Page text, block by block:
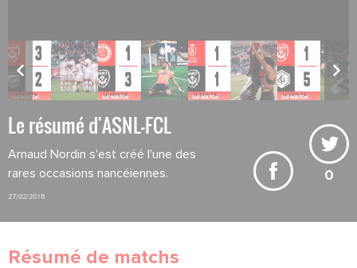
Le résumé d'ASNL-FCL
Arnaud Nordin s'est créé l'une des
rares occasions nancéiennes.
27/02/2018
0
Résumé de matchs